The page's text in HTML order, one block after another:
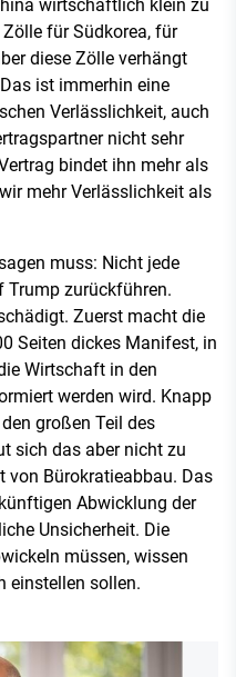
wirtschaftlich klein zu
für Südkorea, für
diese Zölle verhängt
ist immerhin eine
Verlässlichkeit, auch
nicht sehr
bindet ihn mehr als
mehr Verlässlichkeit als
muss: Nicht jede
Trump zurückführen.
Zuerst macht die
Seiten dickes Manifest, in
Wirtschaft in den
werden wird. Knapp
großen Teil des
sich das aber nicht zu
von Bürokratieabbau. Das
Abwicklung der
Unsicherheit. Die
müssen, wissen
einstellen sollen.